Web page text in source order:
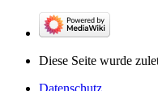
Diese Seite wurde